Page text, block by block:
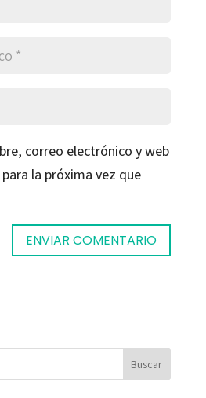
correo electrónico y web
la próxima vez que
Buscar